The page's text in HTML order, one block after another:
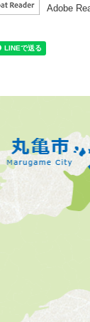
Adobe